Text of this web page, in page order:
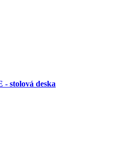
stolová deska